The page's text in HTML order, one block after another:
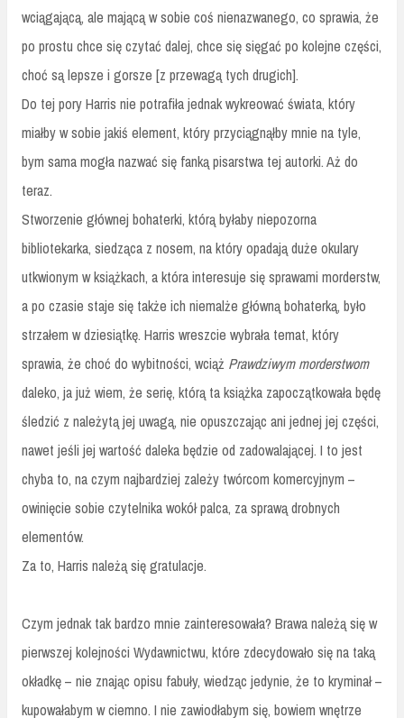
wciągającą, ale mającą w sobie coś nienazwanego, co sprawia, że
po prostu chce się czytać dalej, chce się sięgać po kolejne części,
choć są lepsze i gorsze [z przewagą tych drugich].
Do tej pory Harris nie potrafiła jednak wykreować świata, który
miałby w sobie jakiś element, który przyciągnąłby mnie na tyle,
bym sama mogła nazwać się fanką pisarstwa tej autorki. Aż do
teraz.
Stworzenie głównej bohaterki, którą byłaby niepozorna
bibliotekarka, siedząca z nosem, na który opadają duże okulary
utkwionym w książkach, a która interesuje się sprawami morderstw,
a po czasie staje się także ich niemalże główną bohaterką, było
strzałem w dziesiątkę. Harris wreszcie wybrała temat, który
sprawia, że choć do wybitności, wciąż Prawdziwym morderstwom
daleko, ja już wiem, że serię, którą ta książka zapoczątkowała będę
śledzić z należytą jej uwagą, nie opuszczając ani jednej jej części,
nawet jeśli jej wartość daleka będzie od zadowalającej. I to jest
chyba to, na czym najbardziej zależy twórcom komercyjnym –
owinięcie sobie czytelnika wokół palca, za sprawą drobnych
elementów.
Za to, Harris należą się gratulacje.
Czym jednak tak bardzo mnie zainteresowała? Brawa należą się w
pierwszej kolejności Wydawnictwu, które zdecydowało się na taką
okładkę – nie znając opisu fabuły, wiedząc jedynie, że to kryminał –
kupowałabym w ciemno. I nie zawiodłabym się, bowiem wnętrze